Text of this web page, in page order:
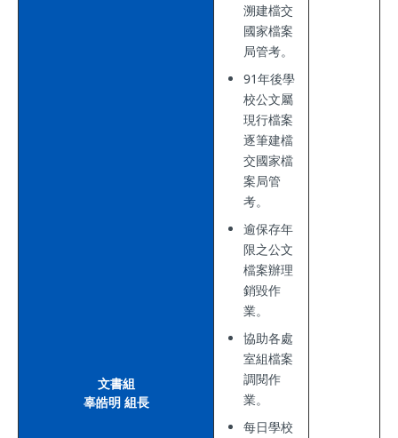
文書組
辜皓明 組長
溯建檔交
國家檔案
局管考。
91年後學
校公文屬
現行檔案
逐筆建檔
交國家檔
案局管
考。
逾保存年
限之公文
檔案辦理
銷毀作
業。
協助各處
室組檔案
調閱作
業。
每日學校